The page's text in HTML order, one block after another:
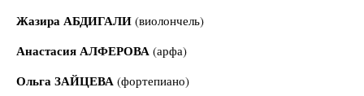
Жазира АБДИГАЛИ (виолончель)
Анастасия АЛФЕРОВА (арфа)
Ольга ЗАЙЦЕВА (фортепиано)